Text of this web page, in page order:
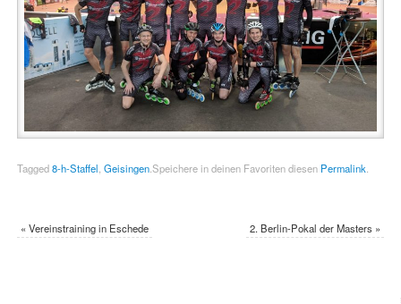
Tagged8-h-Staffel, Geisingen.Speichere in deinen Favoriten diesen Permalink.
«Vereinstraining in Eschede 2. Berlin-Pokal der Masters »